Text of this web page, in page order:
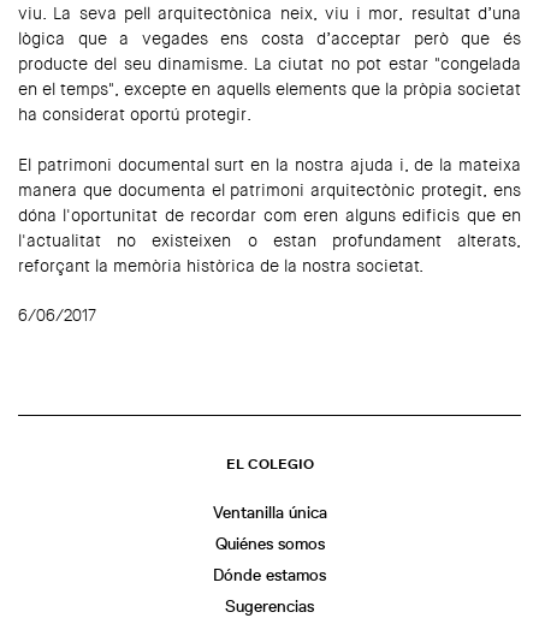
viu. La seva pell arquitectònica neix, viu i mor, resultat d’una
lògica que a vegades ens costa d’acceptar però que és
producte del seu dinamisme. La ciutat no pot estar "congelada
en el temps", excepte en aquells elements que la pròpia societat
ha considerat oportú protegir.
El patrimoni documental surt en la nostra ajuda i, de la mateixa
manera que documenta el patrimoni arquitectònic protegit, ens
dóna l'oportunitat de recordar com eren alguns edificis que en
l'actualitat no existeixen o estan profundament alterats,
reforçant la memòria històrica de la nostra societat.
6/06/2017
EL COLEGIO
Ventanilla única
Quiénes somos
Dónde estamos
Sugerencias